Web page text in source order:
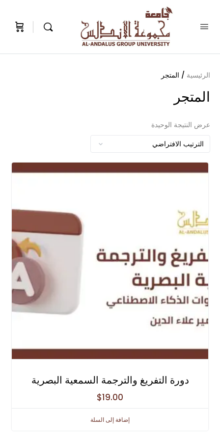
الرئيسية/ المتجر
المتجر
عرض النتيجة الوحيدة
دورة التفريغ والترجمة السمعية البصرية
$19.00
إضافة إلى السلة